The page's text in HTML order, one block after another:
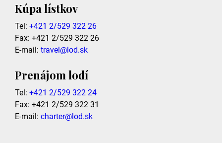
Kúpa lístkov
Tel: +421 2/529 322 26
Fax: +421 2/529 322 26
E-mail: travel@lod.sk
Prenájom lodí
Tel: +421 2/529 322 24
Fax: +421 2/529 322 31
E-mail: charter@lod.sk